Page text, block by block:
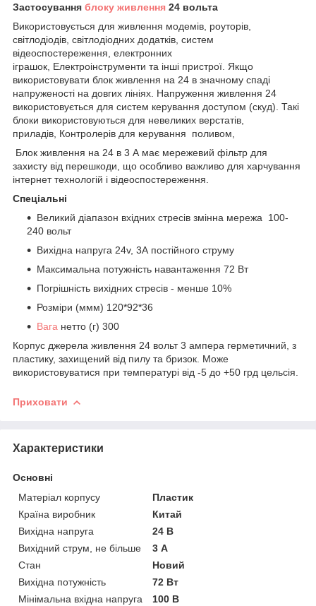
Застосування блоку живлення 24 вольта
Використовується для живлення модемів, роуторів,
світлодіодів, світлодіодних додатків, систем
відеоспостереження, електронних
іграшок, Електроінструменти та інші пристрої. Якщо
використовувати блок живлення на 24 в значному спаді
напруженості на довгих лініях. Напруження живлення 24
використовується для систем керування доступом (скуд). Такі
блоки використовуються для невеликих верстатів,
приладів, Контролерів для керування поливом,
Блок живлення на 24 в 3 А має мережевий фільтр для
захисту від перешкоди, що особливо важливо для харчування
інтернет технологій і відеоспостереження.
Спеціальні
Великий діапазон вхідних стресів змінна мережа 100-
240 вольт
Вихідна напруга 24v, 3А постійного струму
Максимальна потужність навантаження 72 Вт
Погрішність вихідних стресів - менше 10%
Розміри (ммм) 120*92*36
Вага нетто (г) 300
Корпус джерела живлення 24 вольт 3 ампера герметичний, з
пластику, захищений від пилу та бризок. Може
використовуватися при температурі від -5 до +50 грд цельсія.
Приховати
Характеристики
Основні
Матеріал корпусу
Пластик
Країна виробник
Китай
Вихідна напруга
24 В
Вихідний струм, не більше
3 А
Стан
Новий
Вихідна потужність
72 Вт
Мінімальна вхідна напруга
100 В